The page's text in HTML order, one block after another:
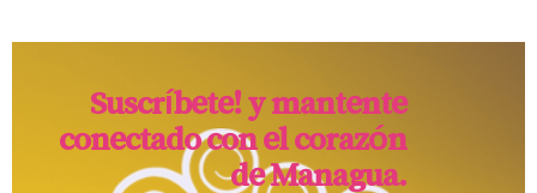
Suscríbete! y mantente
conectado con el corazón
de Managua.​